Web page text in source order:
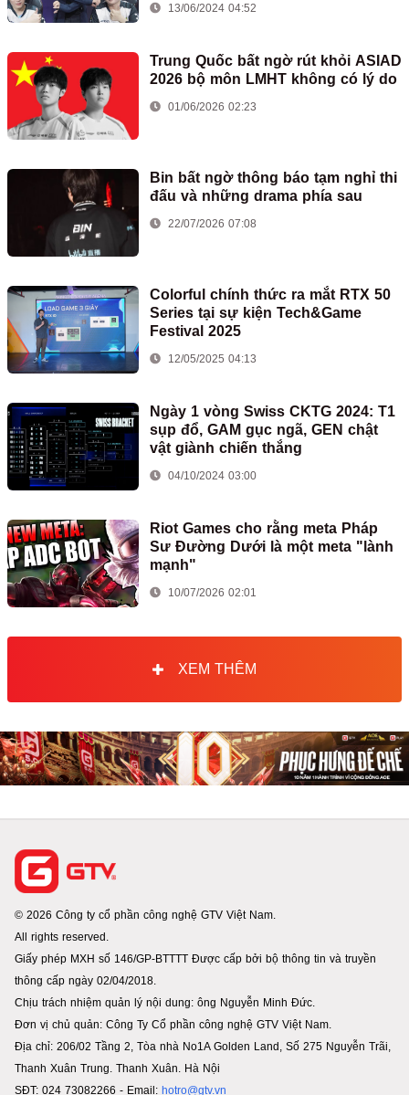
13/06/2024 04:52
Trung Quốc bất ngờ rút khỏi ASIAD
2026 bộ môn LMHT không có lý do
01/06/2026 02:23
Bin bất ngờ thông báo tạm nghỉ thi
đấu và những drama phía sau
22/07/2026 07:08
Colorful chính thức ra mắt RTX 50
Series tại sự kiện Tech&Game
Festival 2025
12/05/2025 04:13
Ngày 1 vòng Swiss CKTG 2024: T1
sụp đổ, GAM gục ngã, GEN chật
vật giành chiến thắng
04/10/2024 03:00
Riot Games cho rằng meta Pháp
Sư Đường Dưới là một meta "lành
mạnh"
10/07/2026 02:01
XEM THÊM
© 2026 Công ty cổ phần công nghệ GTV Việt Nam.
All rights reserved.
Giấy phép MXH số 146/GP-BTTTT Được cấp bởi bộ thông tin và truyền
thông cấp ngày 02/04/2018.
Chịu trách nhiệm quản lý nội dung: ông Nguyễn Minh Đức.
Đơn vị chủ quản: Công Ty Cổ phần công nghệ GTV Việt Nam.
Địa chỉ: 206/02 Tầng 2, Tòa nhà No1A Golden Land, Số 275 Nguyễn Trãi,
Thanh Xuân Trung. Thanh Xuân. Hà Nội
SĐT: 024 73082266 - Email: hotro@gtv.vn